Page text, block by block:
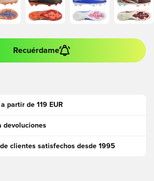
Recuérdame
partir de 119 EUR
devoluciones
clientes satisfechos desde 1995